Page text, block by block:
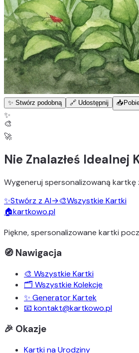
✨ Stwórz podobną 🔗 Udostępnij 📥
✨
🎨
🚀
Nie Znalazłeś Idealnej
Wygeneruj spersonalizowaną kartkę
✨Stwórz z AI→🎨Wszystkie Kartki
🏠kartkowo.pl
Piękne, spersonalizowane kartki
🧭 Nawigacja
🎨 Wszystkie Kartki
🗂️ Wszystkie Kolekcje
✨ Generator Kartek
📧 kontakt@kartkowo.pl
🎉 Okazje
Kartki na Urodziny